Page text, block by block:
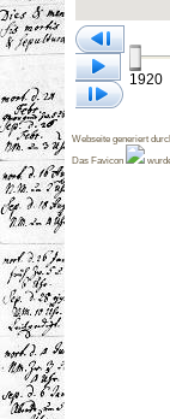
1920
Webseite generiert
Das Favicon